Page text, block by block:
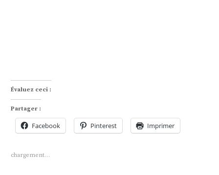
Évaluez ceci :
Partager :
Facebook Pinterest Imprimer
chargement…